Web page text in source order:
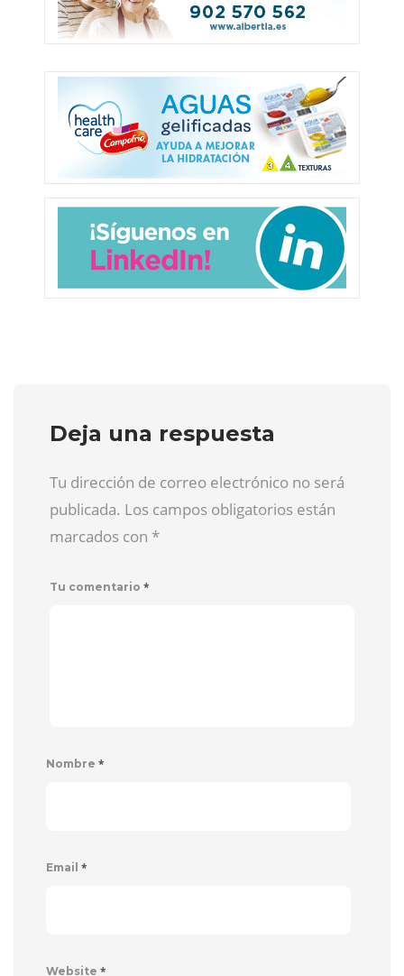
Deja una respuesta
Tu dirección de correo electrónico no será
publicada. Los campos obligatorios están
marcados con *
Tu comentario *
Nombre *
Email *
Website *